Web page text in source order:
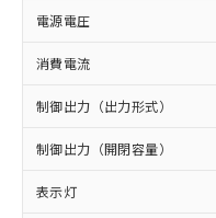
電源電圧
消費電流
制御出力（出力形式）
制御出力（開閉容量）
表示灯